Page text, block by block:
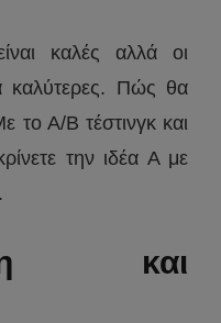
καλές αλλά οι
καλύτερες. Πώς θα
το Α/Β τέστινγκ και
την ιδέα Α με
και